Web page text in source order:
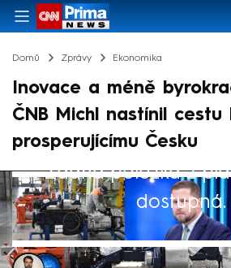
Domů Zprávy Ekonomika
Inovace a méně
ČNB Michl nastínil cestu
prosperujícímu Česku
Žádná položka z
dostupná.
Ondřej Svoboda,Jakub Kokoška